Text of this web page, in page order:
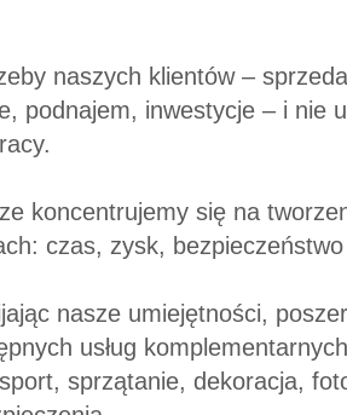
naszych klientów –
podnajem, inwestycje – i nie
koncentrujemy się na
czas, zysk,
nasze umiejętności,
usług
sprzątanie, dekoracja,